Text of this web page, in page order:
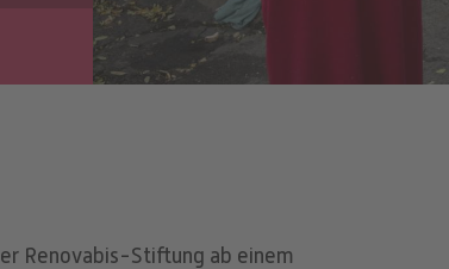
Renovabis-Stiftung ab einem